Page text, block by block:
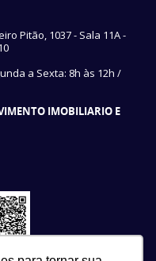
Pitão, 1037 - Sala 11A -
a Sexta: 8h às 12h /
IMOBILIARIO E